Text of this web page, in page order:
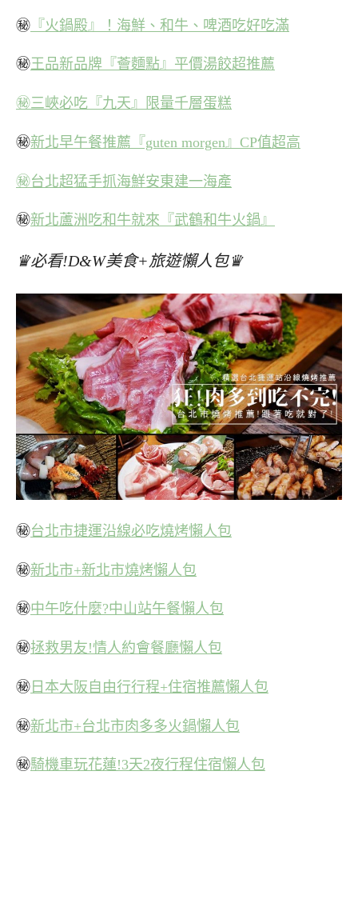
㊙ 『火鍋殿』！海鮮、和牛、啤酒吃好吃滿
㊙王品新品牌『薈麵點』平價湯餃超推薦
㊙三峽必吃『九天』限量千層蛋糕
㊙新北早午餐推薦『guten morgen』CP值超高
㊙台北超猛手抓海鮮安東建一海產
㊙新北蘆洲吃和牛就來『武鶴和牛火鍋』
♛必看!D&W美食+旅遊懶人包♛
㊙台北市捷運沿線必吃燒烤懶人包
㊙新北市+新北市燒烤懶人包
㊙中午吃什麼?中山站午餐懶人包
㊙拯救男友!情人約會餐廳懶人包
㊙ 日本大阪自由行行程+住宿推薦懶人包
㊙新北市+台北市肉多多火鍋懶人包
㊙騎機車玩花蓮!3天2夜行程住宿懶人包